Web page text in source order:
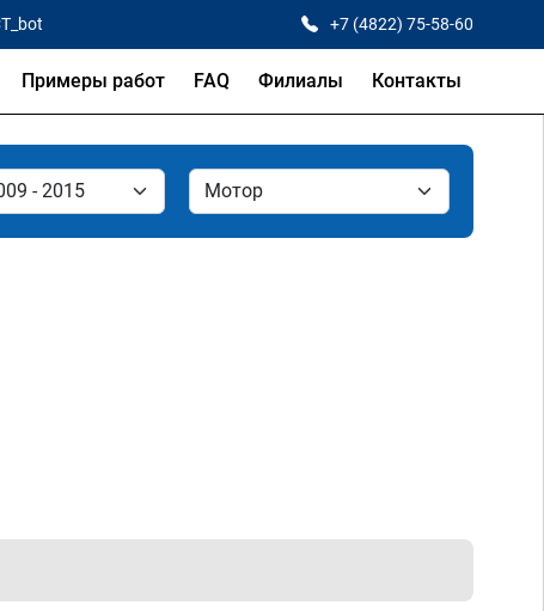
+7 (4822) 75-58-60
Примеры работ FAQ Филиалы Контакты